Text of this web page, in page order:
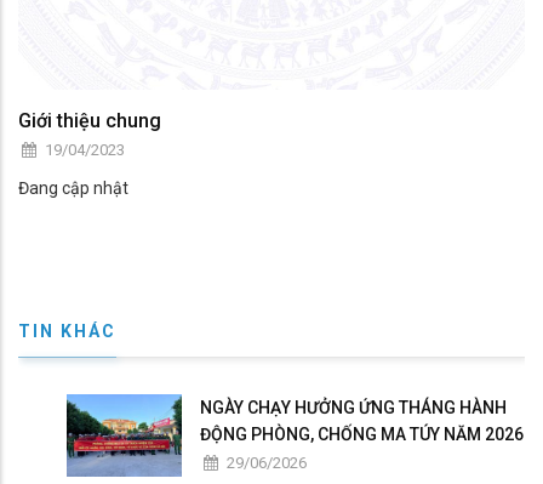
Giới thiệu chung
19/04/2023
Đang cập nhật
TIN KHÁC
NGÀY CHẠY HƯỞNG ỨNG THÁNG HÀNH
ĐỘNG PHÒNG, CHỐNG MA TÚY NĂM 2026
29/06/2026